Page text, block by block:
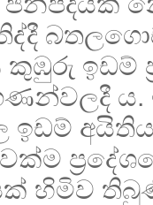
ඉඩම්
ය.
ඉඩම්
හිමිව